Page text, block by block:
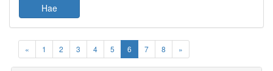
Hae
« 1 2 3 4 5 6 7 8 »